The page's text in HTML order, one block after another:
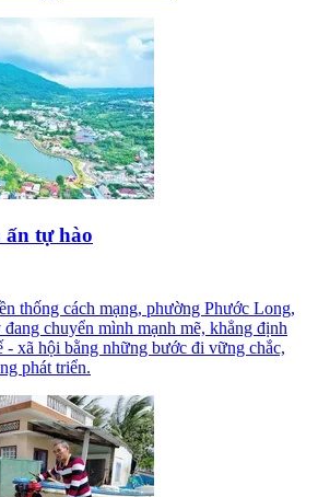
ấn tự hào
thống cách mạng, phường Phước Long,
chuyển mình mạnh mẽ, khẳng định
- xã hội bằng những bước đi vững chắc,
phát triển.